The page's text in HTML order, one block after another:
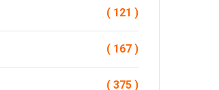
( 121 )
( 167 )
( 375 )